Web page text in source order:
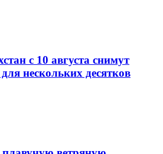
с 10 августа снимут
нескольких десятков